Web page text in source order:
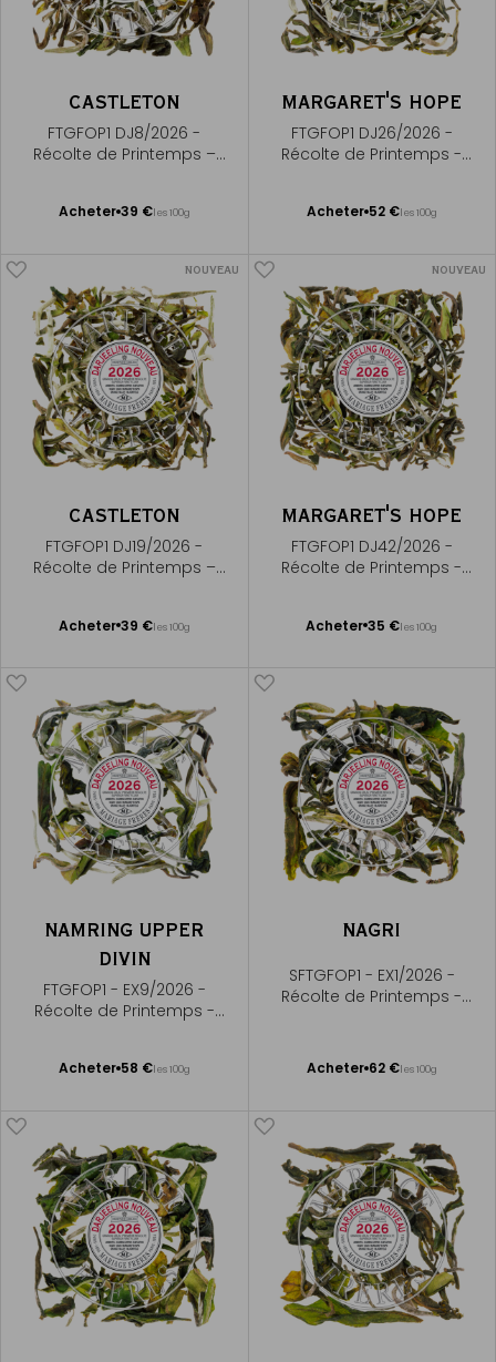
CASTLETON
FTGFOP1 DJ8/2026 -
Récolte de Printemps –
Acheter 39 €les 100g
Ajouter
MARGARET'S HOPE
FTGFOP1 DJ26/2026 -
Récolte de Printemps -
Acheter 52 €les 100g
Ajouter
NOUVEAU
CASTLETON
FTGFOP1 DJ19/2026 -
Récolte de Printemps –
Acheter 39 €les 100g
Ajouter
NOUVEAU
MARGARET'S HOPE
FTGFOP1 DJ42/2026 -
Récolte de Printemps -
Acheter 35 €les 100g
Ajouter
NAMRING UPPER
DIVIN
FTGFOP1 - EX9/2026 -
Récolte de Printemps -
Acheter 58 €les 100g
Ajouter
NAGRI
SFTGFOP1 - EX1/2026 -
Récolte de Printemps -
Acheter 62 €les 100g
Ajouter